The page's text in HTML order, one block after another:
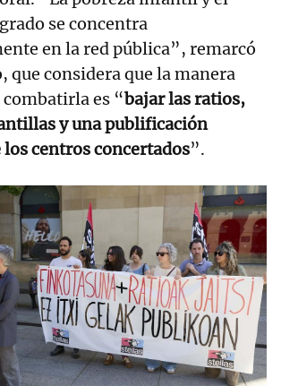
se concentra
en la red pública”, remarcó
que considera que la manera
es “bajar las ratios,
y una publificación
centros concertados”.